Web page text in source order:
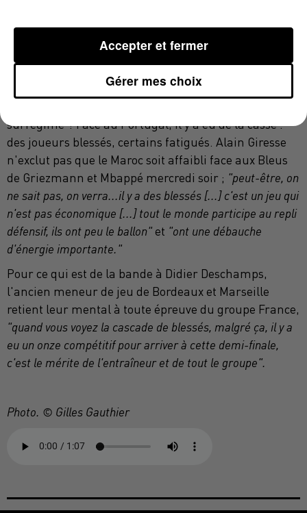
Le Maroc sera-t-il en pleine possession de ses
moyens mercredi soir ?Car les Lions de l'Atlas ne
surrégime ? Face au Portugal, il y a eu de la casse :
des joueurs blessés, certains fatigués. Alain Giresse
n'exclut pas que le Maroc soit affaibli face aux Bleus
de Griezmann et Mbappé mercredi soir ; "peut-être, on
ne sait pas, on verra...il y a des blessés [...] c'est un jeu qui
n'est pas économique [...] tout le monde participe au repli
défensif, ils ont peu le ballon" et "ont une débauche
d'énergie importante."
Pour ce qui est de la bande à Didier Deschamps,
l'ancien meneur de jeu de Bordeaux et Marseille
retient leur mental à toute épreuve du groupe France,
"quand vous voyez la cascade de blessés, malgré ça, il y a
eu un onze compétitif pour arriver à cette demi-finale,
c'est le mérite de l'entraîneur et de tout le groupe".
Photo. © Gilles Gauthier
Gérer mes choix
Accepter et fermer